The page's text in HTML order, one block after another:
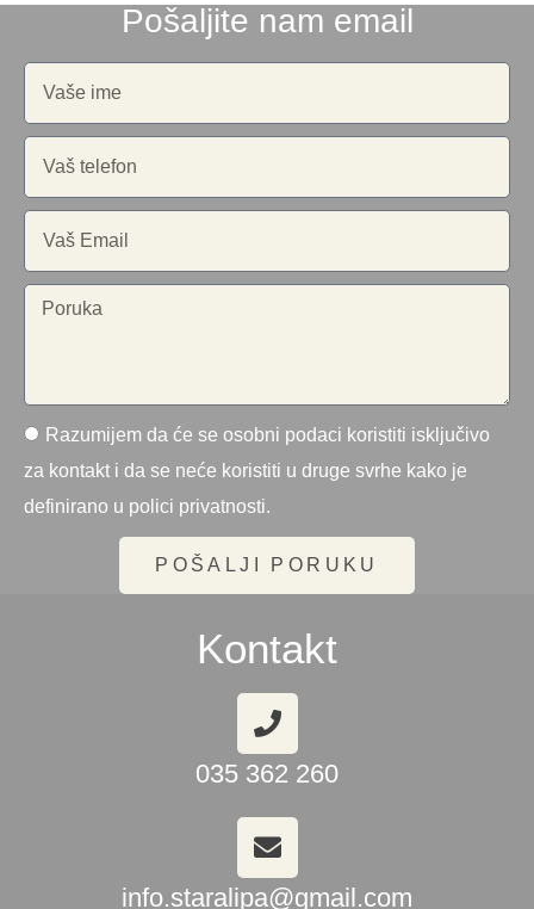
Pošaljite nam email
Razumijem da će se osobni podaci koristiti isključivo
za kontakt i da se neće koristiti u druge svrhe kako je
definirano u polici privatnosti.
POŠALJI PORUKU
Kontakt
035 362 260
info.staralipa@gmail.com